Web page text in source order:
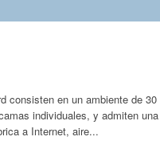
consisten en un ambiente de
individuales, y admiten
a Internet, aire...